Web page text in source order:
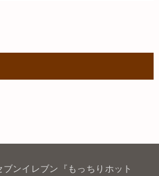
ブンイレブン『もっちりホット